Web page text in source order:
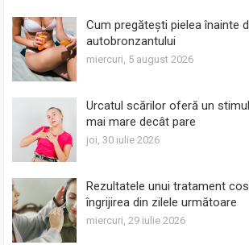
Cum pregătești pielea înainte
autobronzantului
miercuri, 5 august 2026
Urcatul scărilor oferă un
mai mare decât pare
joi, 30 iulie 2026
Rezultatele unui tratament
îngrijirea din zilele următoare
miercuri, 29 iulie 2026